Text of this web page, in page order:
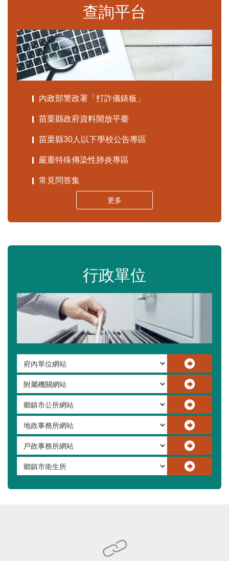
查詢平台
內政部警政署「打詐儀錶板」
苗栗縣政府資料開放平臺
苗栗縣30人以下學校公告專區
嚴重特殊傳染性肺炎專區
常見問答集
更多
行政單位